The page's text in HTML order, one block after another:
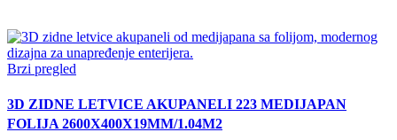
Brzi pregled
3D ZIDNE LETVICE AKUPANELI 223 MEDIJAPAN
FOLIJA 2600X400X19MM/1.04M2